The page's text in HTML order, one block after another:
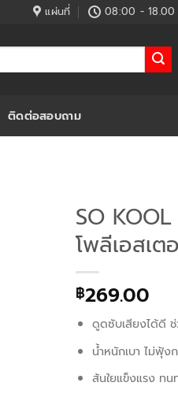
แผ่นที่ 08:00 - 18.00
ติดต่อสอบถาม
SO
โพลีเอสเต
฿269.00
ดูดซับเสียงได้ดี
น้ำหนักเบา ไม่ฟุ้ง
ส้นใยแข็งแรง ทน